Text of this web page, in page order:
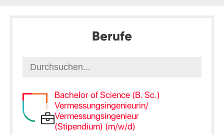
Berufe
Bachelor of Science (B. Sc.)
Vermessungsingenieurin/
Vermessungsingenieur
(Stipendium) (m/w/d)